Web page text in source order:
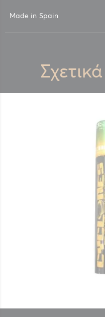
Made in Spain
Σχετικά